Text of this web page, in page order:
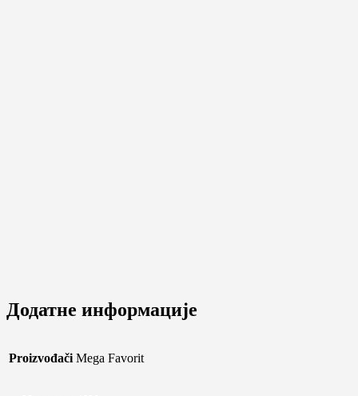
Додатне информације
Proizvođači Mega Favorit